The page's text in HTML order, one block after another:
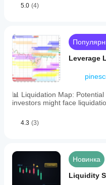
5.0 (4)
Leverage
📊 Liquidation Map:
investors might face
4.3 (3)
Новинка
Liquidity